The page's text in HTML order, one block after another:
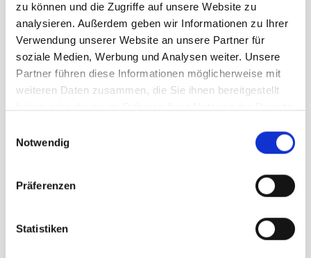
zu können und die Zugriffe auf unsere Website zu
analysieren. Außerdem geben wir Informationen zu Ihrer
Verwendung unserer Website an unsere Partner für
soziale Medien, Werbung und Analysen weiter. Unsere
Partner führen diese Informationen möglicherweise mit
weiteren Daten zusammen, die Sie ihnen bereitgestellt
Notwendig
Präferenzen
Statistiken
Ortovox Fleece Cord Hoody Herren